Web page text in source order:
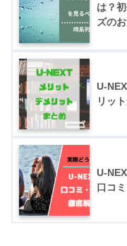
は？
ズの
U-
リッ
U-
口コ